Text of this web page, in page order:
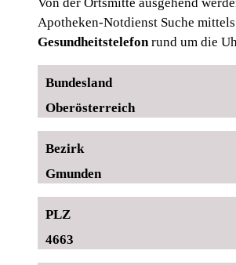
Von der Ortsmitte ausgehend
Apotheken-Notdienst Suche
Gesundheitstelefonrund um die
Bundesland
Oberösterreich
Bezirk
Gmunden
PLZ
4663